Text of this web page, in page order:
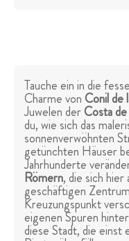
Tauche ein in die
Charme vonConil de
Juwelen derCosta
du, wie sich das
sonnenverwöhnten
getünchten Häuser
Jahrhunderte
Römern, die sich hier
geschäftigen
Kreuzungspunkt
eigenen Spuren
diese Stadt, die